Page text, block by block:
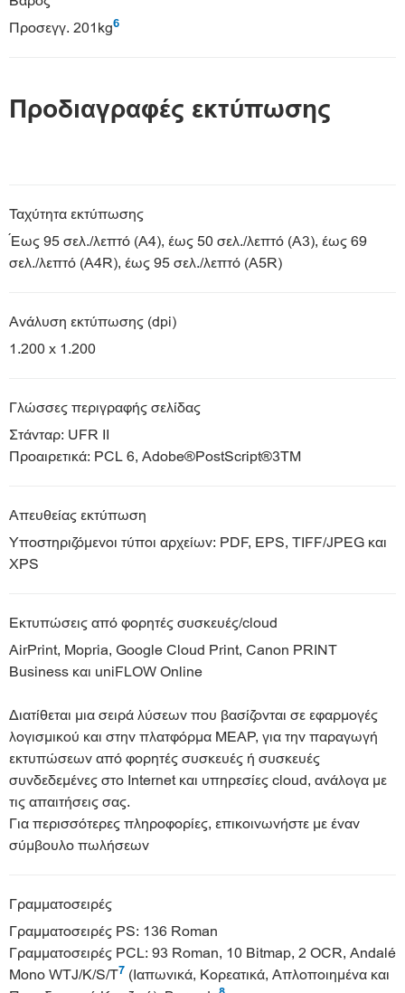
Προσεγγ. 201kg6
Προδιαγραφές εκτύπωσης
Ταχύτητα εκτύπωσης
Έως 95 σελ./λεπτό (A4), έως 50 σελ./λεπτό (A3), έως 69
σελ./λεπτό (A4R), έως 95 σελ./λεπτό (A5R)
Ανάλυση εκτύπωσης (dpi)
1.200 x 1.200
Γλώσσες περιγραφής σελίδας
Στάνταρ: UFR II
Προαιρετικά: PCL 6, Adobe®PostScript®3TM
Απευθείας εκτύπωση
Υποστηριζόμενοι τύποι αρχείων: PDF, EPS, TIFF/JPEG και
XPS
Εκτυπώσεις από φορητές συσκευές/cloud
AirPrint, Mopria, Google Cloud Print, Canon PRINT
Business και uniFLOW Online
Διατίθεται μια σειρά λύσεων που βασίζονται σε εφαρμογές
λογισμικού και στην πλατφόρμα MEAP, για την παραγωγή
εκτυπώσεων από φορητές συσκευές ή συσκευές
συνδεδεμένες στο Internet και υπηρεσίες cloud, ανάλογα με
τις απαιτήσεις σας.
Για περισσότερες πληροφορίες, επικοινωνήστε με έναν
σύμβουλο πωλήσεων
Γραμματοσειρές
Γραμματοσειρές PS: 136 Roman
Γραμματοσειρές PCL: 93 Roman, 10 Bitmap, 2 OCR, Andalé
Mono WTJ/K/S/T7 (Ιαπωνικά, Κορεατικά, Απλοποιημένα και